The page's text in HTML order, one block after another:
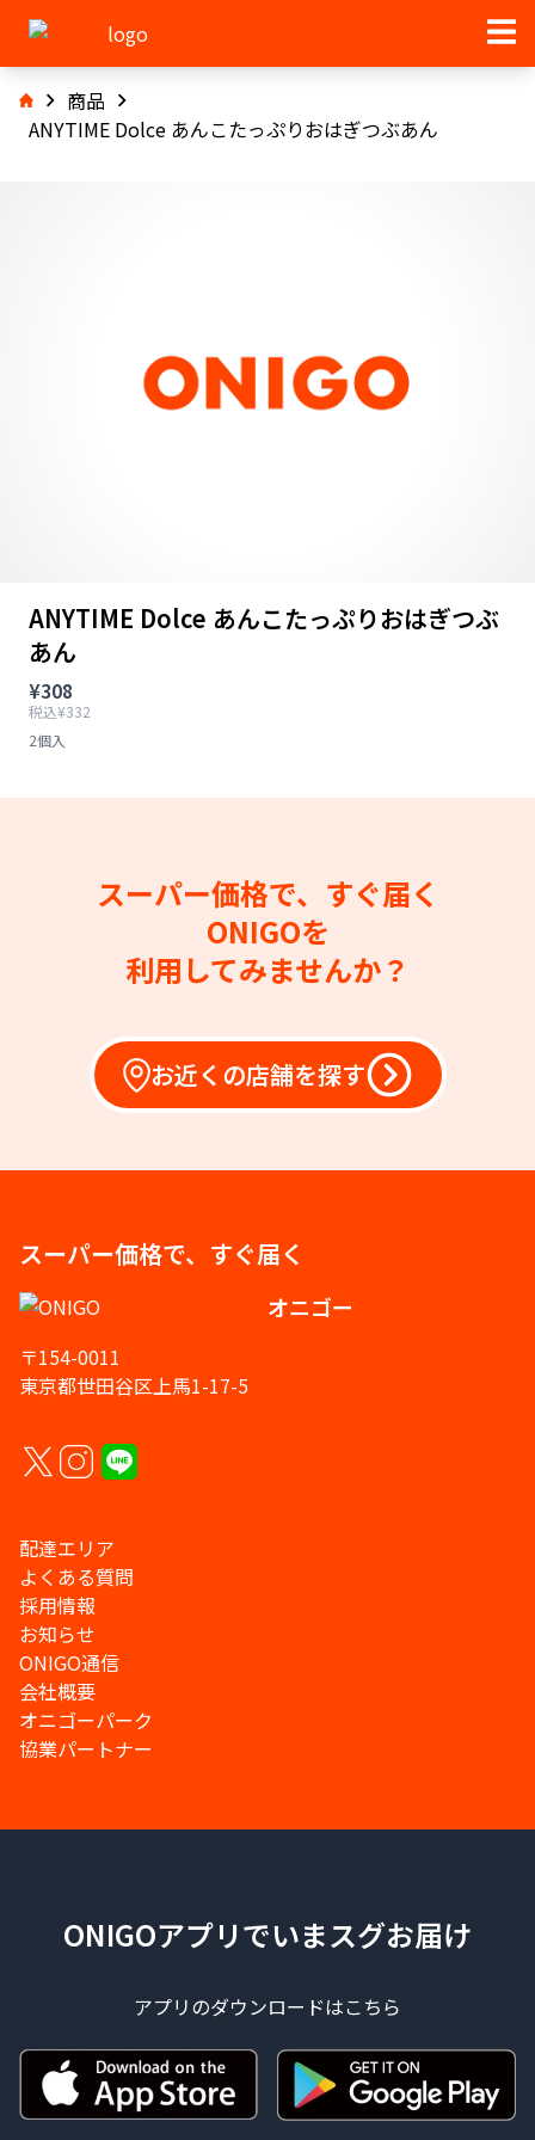
商品
ANYTIME Dolce あんこたっぷりおはぎつぶあん
ANYTIME Dolce あんこたっぷりおはぎつぶ
あん
¥308
税込¥332
2個入
スーパー価格で、すぐ届く
ONIGOを
利用してみませんか？
お近くの店舗を探す
スーパー価格で、すぐ届く
オニゴー
〒154-0011
東京都世田谷区上馬1-17-5
配達エリア
よくある質問
採用情報
お知らせ
ONIGO通信
会社概要
オニゴーパーク
協業パートナー
ONIGOアプリでいまスグお届け
アプリのダウンロードはこちら